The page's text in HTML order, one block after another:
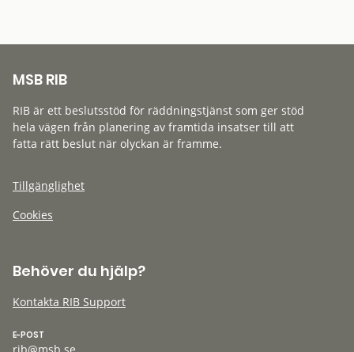
MSB RIB
RIB är ett beslutsstöd för räddningstjänst som ger stöd
hela vägen från planering av framtida insatser till att
fatta rätt beslut när olyckan är framme.
Tillgänglighet
Cookies
Behöver du hjälp?
Kontakta RIB Support
E-POST